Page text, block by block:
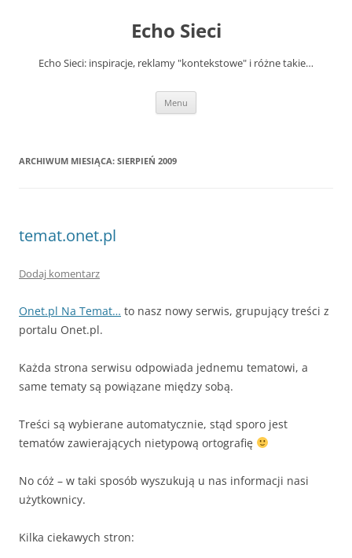
Echo Sieci
Echo Sieci: inspiracje, reklamy "kontekstowe" i różne takie…
Menu
ARCHIWUM MIESIĄCA: SIERPIEŃ 2009
temat.onet.pl
Dodaj komentarz
Onet.pl Na Temat… to nasz nowy serwis, grupujący treści z
portalu Onet.pl.
Każda strona serwisu odpowiada jednemu tematowi, a
same tematy są powiązane między sobą.
Treści są wybierane automatycznie, stąd sporo jest
tematów zawierających nietypową ortografię
No cóż – w taki sposób wyszukują u nas informacji nasi
użytkownicy.
Kilka ciekawych stron: